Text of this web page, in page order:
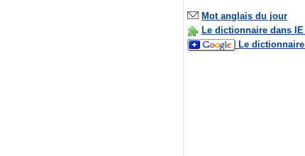
Mot anglais du jour
Le dictionnaire dans
Le